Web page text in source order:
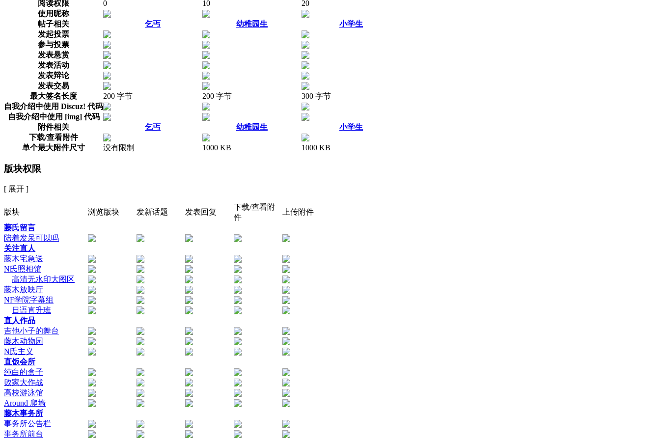
阅读权限
0 10
20
使用昵称
帖子相关
乞丐 幼稚园生
小学生
发起投票
参与投票
发表悬赏
发表活动
发表辩论
发表交易
最大签名长度
200 字节 200 字节
300 字节
自我介绍中使用 Discuz! 代码
自我介绍中使用 [img] 代码
附件相关
乞丐 幼稚园生
小学生
下载/查看附件
单个最大附件尺寸
没有限制 1000 KB 1000 KB
版块权限
[ 展开 ]
版块 浏览版块 发新话题 发表回复
下载/查看附
件
上传附件
藤氏留言
陪着发呆可以吗
关注直人
藤木宅急送
N氏照相馆
高清无水印大图区
藤木放映厅
NF学院字幕组
日语直升班
直人作品
吉他小子的舞台
藤木动物园
N氏主义
直饭会所
纯白的盒子
败家大作战
高校游泳馆
Around 爬墙
藤木事务所
事务所公告栏
事务所前台